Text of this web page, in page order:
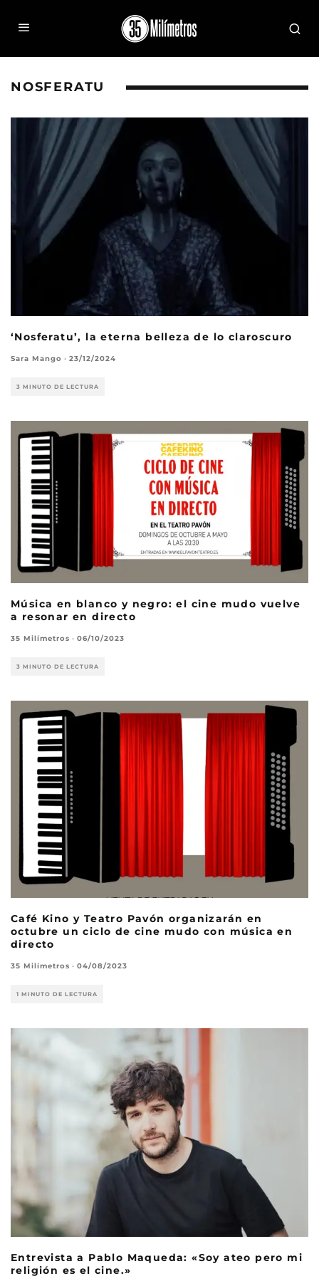
NOSFERATU
‘Nosferatu’, la eterna belleza de lo claroscuro
Sara Mango · 23/12/2024
3 MINUTO DE LECTURA
Música en blanco y negro: el cine mudo vuelve
a resonar en directo
35 Milímetros · 06/10/2023
3 MINUTO DE LECTURA
Café Kino y Teatro Pavón organizarán en
octubre un ciclo de cine mudo con música en
directo
35 Milímetros · 04/08/2023
1 MINUTO DE LECTURA
Entrevista a Pablo Maqueda: «Soy ateo pero mi
religión es el cine.»